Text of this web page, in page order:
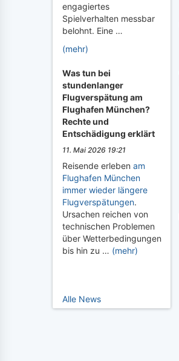
engagiertes
Spielverhalten messbar
belohnt. Eine …
(mehr)
Was tun bei
stundenlanger
Flugverspätung am
Flughafen München?
Rechte und
Entschädigung erklärt
11. Mai 2026 19:21
Reisende erleben am
Flughafen München
immer wieder längere
Flugverspätungen.
Ursachen reichen von
technischen Problemen
über Wetterbedingungen
bis hin zu … (mehr)
Alle News